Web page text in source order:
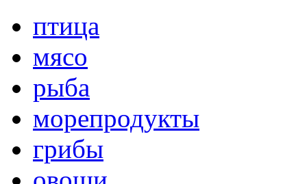
птица
мясо
рыба
морепродукты
грибы